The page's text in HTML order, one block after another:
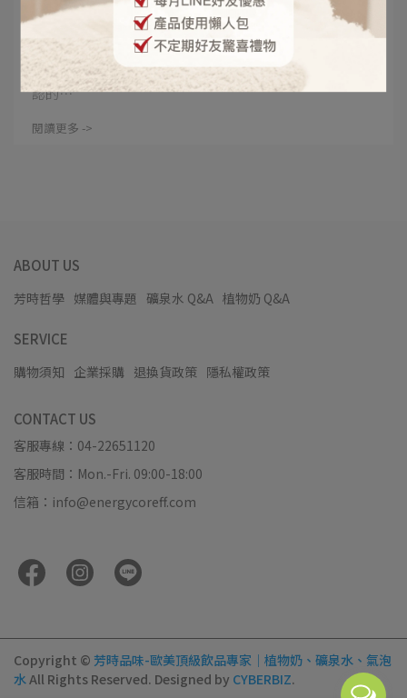
與世界名廚對話－保羅博古斯(Paul Bocuse)
| 芳時品味
提到料理，大家都會覺得法式料理很厲害，而法國人公
認的⋯
閱讀更多 ->
ABOUT US
芳時哲學 媒體與專題 礦泉水 Q&A 植物奶 Q&A
SERVICE
購物須知 企業採購 退換貨政策 隱私權政策
CONTACT US
客服專線：04-22651120
客服時間：Mon.-Fri. 09:00-18:00
信箱：info@energycoreff.com
Copyright © 芳時品味-歐美頂級飲品專家｜植物奶、礦泉水、氣泡
水All Rights Reserved. Designed by CYBERBIZ.